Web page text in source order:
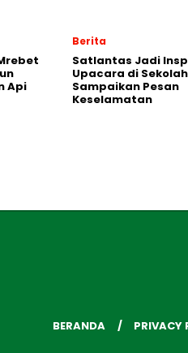
Api
Berita
Satlantas Jadi
Upacara di Sekolah
Sampaikan Pesan
Keselamatan
BERANDA PRIVACY